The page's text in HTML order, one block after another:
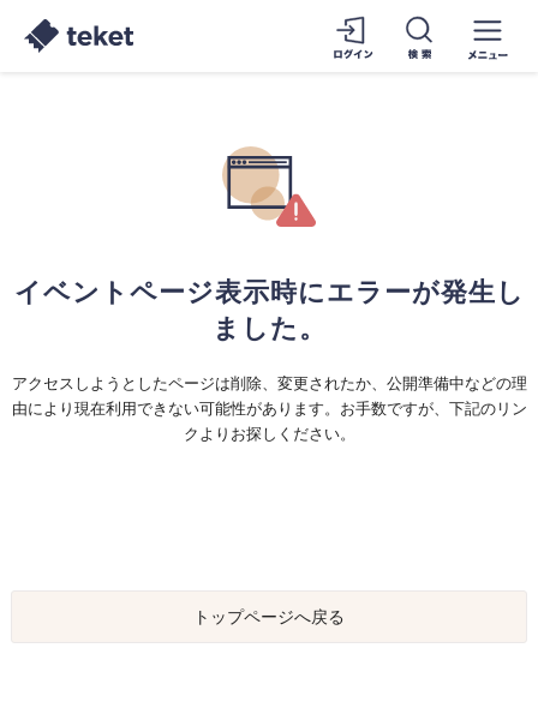
イベントページ表示時にエラーが発生し
ました。
アクセスしようとしたページは削除、変更されたか、公開準備中などの理
由により現在利用できない可能性があります。お手数ですが、下記のリン
クよりお探しください。
トップページへ戻る